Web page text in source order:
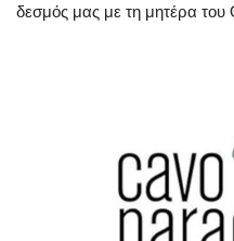
δεσμός μας με τη μητέρα